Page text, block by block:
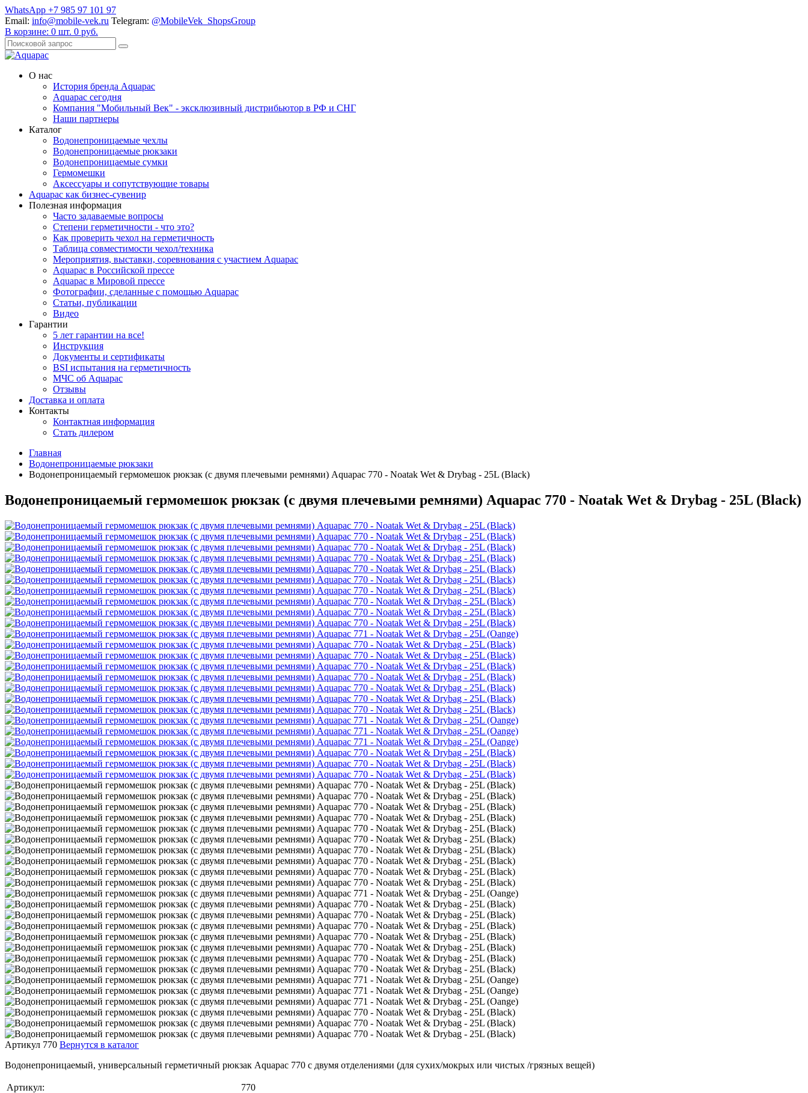
WhatsApp +7 985 97 101 97
Email: info@mobile-vek.ru Telegram: @MobileVek_ShopsGroup
В корзине: 0 шт. 0 руб.
О нас
История бренда Aquapac
Aquapac cегодня
Компания "Мобильный Век" - эксклюзивный дистрибьютор в РФ и СНГ
Наши партнеры
Каталог
Водонепроницаемые чехлы
Водонепроницаемые рюкзаки
Водонепроницаемые сумки
Гермомешки
Аксессуары и сопутствующие товары
Aquapac как бизнес-сувенир
Полезная информация
Часто задаваемые вопросы
Степени герметичности - что это?
Как проверить чехол на герметичность
Таблица совместимости чехол/техника
Мероприятия, выставки, соревнования с участием Aquapac
Aquapac в Российской прессе
Aquapac в Мировой прессе
Фотографии, сделанные с помощью Aquapac
Статьи, публикации
Видео
Гарантии
5 лет гарантии на все!
Инструкция
Документы и сертификаты
BSI испытания на герметичность
МЧС об Aquapac
Отзывы
Доставка и оплата
Контакты
Контактная информация
Стать дилером
Главная
Водонепроницаемые рюкзаки
Водонепроницаемый гермомешок рюкзак (с двумя плечевыми ремнями) Aquapac 770 - Noatak Wet & Drybag - 25L (Black)
Водонепроницаемый гермомешок рюкзак (с двумя плечевыми ремнями) Aquapac 770 - Noatak Wet & Drybag - 25L (Black)
Артикул 770 Вернутся в каталог
Водонепроницаемый, универсальный герметичный рюкзак Aquapac 770 с двумя отделениями (для сухих/мокрых или чистых /грязных вещей)
Артикул:
770